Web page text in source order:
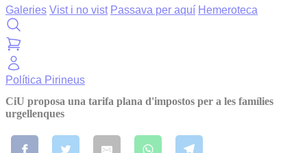
Galeries Vist i no vist Passava per aquí Hemeroteca
Política Pirineus
CiU proposa una tarifa plana d'impostos per a les famílies
urgellenques